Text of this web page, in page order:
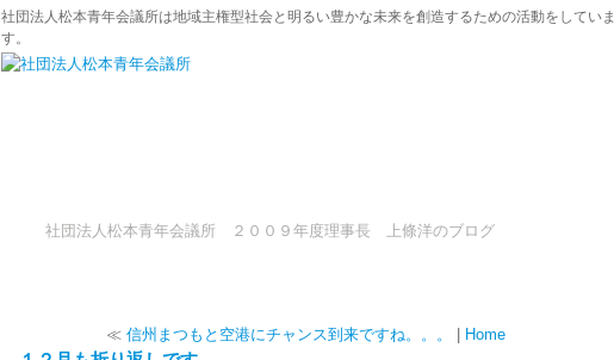
社団法人松本青年会議所は地域主権型社会と明るい豊かな未来を創造するための活動をしていま
す。
社団法人松本青年会議所 ２００９年度理事長 上條洋のブログ
≪ 信州まつもと空港にチャンス到来ですね。。。 Home